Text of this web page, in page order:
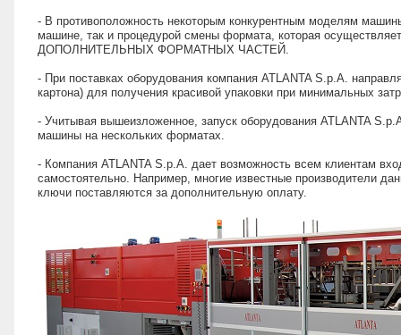
- В противоположность некоторым конкурентным моделям
машине, так и процедурой смены формата, которая
ДОПОЛНИТЕЛЬНЫХ ФОРМАТНЫХ ЧАСТЕЙ.
- При поставках оборудования компания ATLANTA S.p.A.
картона) для получения красивой упаковки при минимальных
- Учитывая вышеизложенное, запуск оборудования ATLANTA
машины на нескольких форматах.
- Компания ATLANTA S.p.A. дает возможность всем клиентам
самостоятельно. Например, многие известные производители
ключи поставляются за дополнительную оплату.